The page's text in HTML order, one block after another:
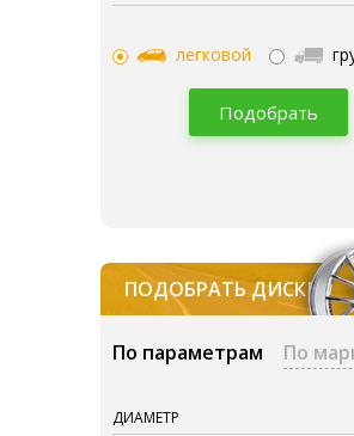
легковой
Подобрать
ПОДОБРАТЬ ДИСКИ
По параметрам По
ДИАМЕТР